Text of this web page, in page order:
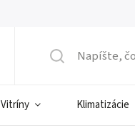
Vitríny Klimatizácie